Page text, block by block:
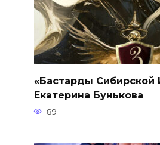
«Бастарды Сибирской
Екатерина Бунькова
89